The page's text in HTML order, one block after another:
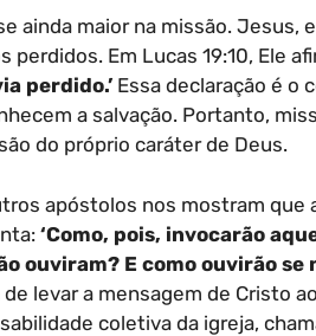
ainda maior na missão. Jesus,
Em Lucas 19:10, Ele
perdido.’ Essa declaração é o
a salvação. Portanto,
do próprio caráter de Deus.
apóstolos nos mostram
‘Como, pois, invocarão
ouviram? E como ouvirão se
levar a mensagem de Cristo
coletiva da igreja,